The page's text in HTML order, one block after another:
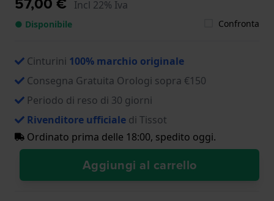
Incl 22% Iva
● Disponibile Confronta
Cinturini 100% marchio originale
Consegna Gratuita Orologi sopra €150
Periodo di reso di 30 giorni
Rivenditore ufficiale di Tissot
Ordinato prima delle 18:00, spedito oggi.
Aggiungi al carrello